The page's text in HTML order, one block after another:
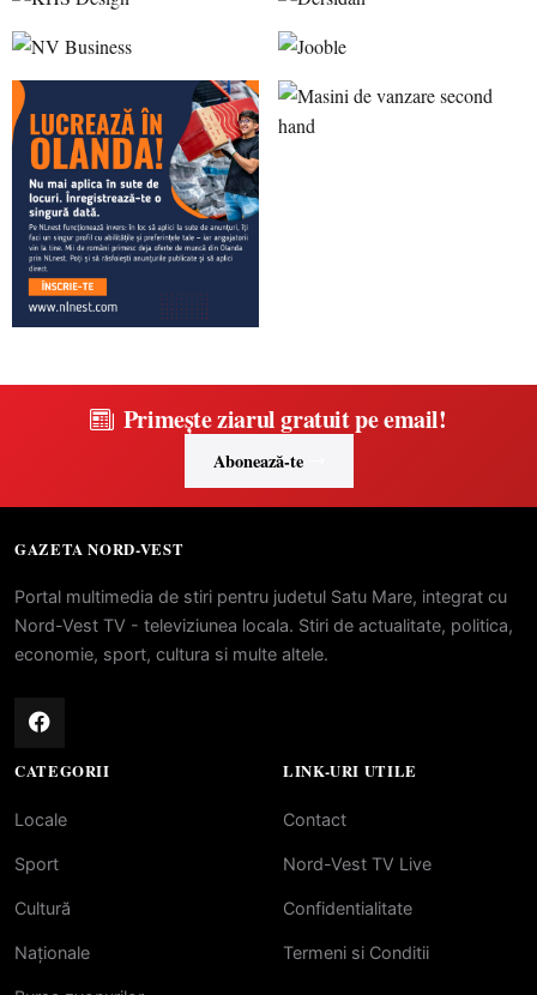
Primește ziarul gratuit pe email!
Abonează-te
GAZETA NORD-VEST
Portal multimedia de stiri pentru judetul Satu Mare, integrat cu
Nord-Vest TV - televiziunea locala. Stiri de actualitate, politica,
economie, sport, cultura si multe altele.
CATEGORII
Locale
Sport
Cultură
Naționale
LINK-URI UTILE
Contact
Nord-Vest TV Live
Confidentialitate
Termeni si Conditii